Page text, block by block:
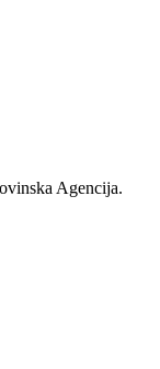
Agencija.